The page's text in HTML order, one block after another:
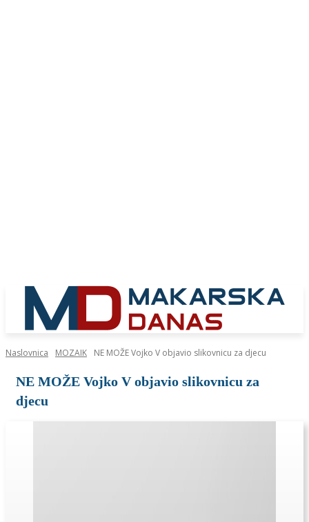
Naslovnica MOZAIK NE MOŽE Vojko V objavio slikovnicu za djecu
NE MOŽE Vojko V objavio slikovnicu za
djecu